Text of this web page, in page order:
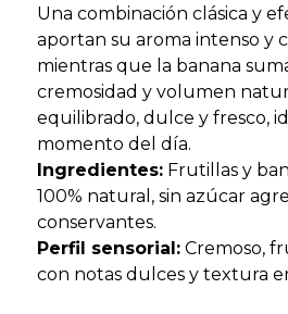
Una combinación clásica y
aportan su aroma intenso y
mientras que la banana
cremosidad y volumen
equilibrado, dulce y fresco,
momento del día.
Ingredientes:Frutillas y
100% natural, sin azúcar
conservantes.
Perfil sensorial:Cremoso,
con notas dulces y textura